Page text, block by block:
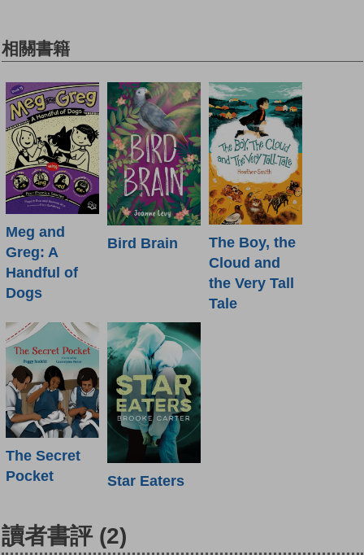
相關書籍
Meg and
Greg: A
Handful of
Dogs
Bird Brain
The Boy, the
Cloud and
the Very Tall
Tale
The Secret
Pocket
Star Eaters
讀者書評 (2)